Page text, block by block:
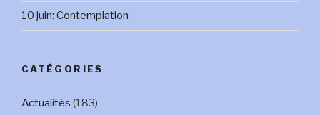
10 juin: Contemplation
CATÉGORIES
Actualités (183)